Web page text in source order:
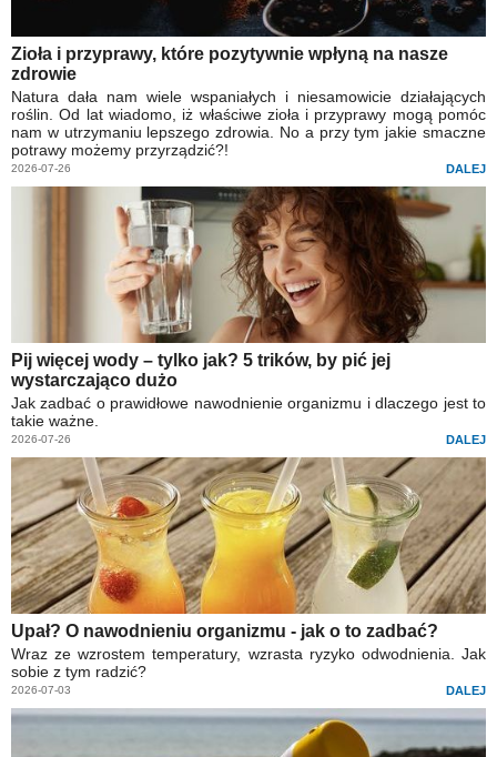
Zioła i przyprawy, które pozytywnie wpłyną na nasze
zdrowie
Natura dała nam wiele wspaniałych i niesamowicie działających
roślin. Od lat wiadomo, iż właściwe zioła i przyprawy mogą pomóc
nam w utrzymaniu lepszego zdrowia. No a przy tym jakie smaczne
potrawy możemy przyrządzić?!
2026-07-26 DALEJ
Pij więcej wody – tylko jak? 5 trików, by pić jej
wystarczająco dużo
Jak zadbać o prawidłowe nawodnienie organizmu i dlaczego jest to
takie ważne.
2026-07-26 DALEJ
Upał? O nawodnieniu organizmu - jak o to zadbać?
Wraz ze wzrostem temperatury, wzrasta ryzyko odwodnienia. Jak
sobie z tym radzić?
2026-07-03 DALEJ